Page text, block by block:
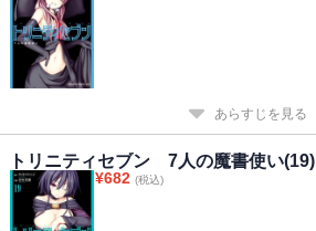
あらすじを見る
トリニティセブン 7人の魔書使い(19)
¥682 (税込)